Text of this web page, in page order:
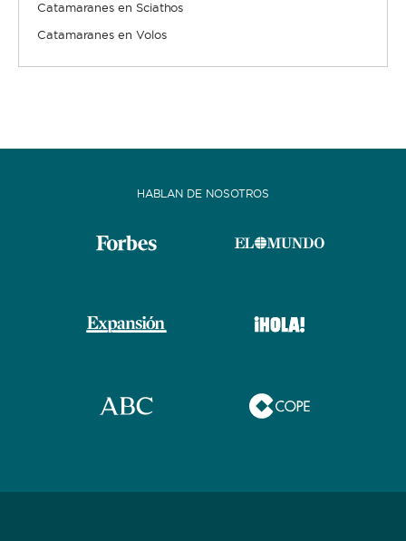
Catamaranes en Sciathos
Catamaranes en Volos
HABLAN DE NOSOTROS